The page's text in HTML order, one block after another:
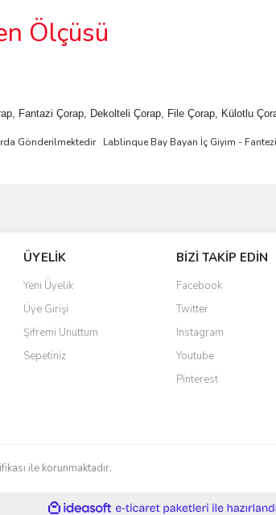
Ölçüsü
Fantazi Çorap, Dekolteli Çorap, File Çorap, Külotlu
Gönderilmektedir Lablinque Bay Bayan İç Giyim -
ÜYELİK
Yeni Üyelik
Üye Girişi
Şifremi Unuttum
Sepetiniz
BİZİ TAKİP EDİN
Facebook
Twitter
Instagram
Youtube
Pinterest
ile korunmaktadır.
ideasoft e-